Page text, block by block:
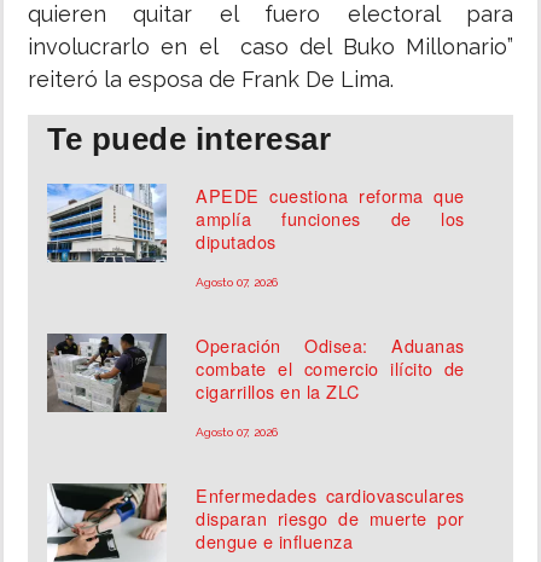
quieren quitar el fuero electoral para
involucrarlo en el caso del Buko Millonario”
reiteró la esposa de Frank De Lima.
Te puede interesar
APEDE cuestiona reforma que
amplía funciones de los
diputados
Agosto 07, 2026
Operación Odisea: Aduanas
combate el comercio ilícito de
cigarrillos en la ZLC
Agosto 07, 2026
Enfermedades cardiovasculares
disparan riesgo de muerte por
dengue e influenza